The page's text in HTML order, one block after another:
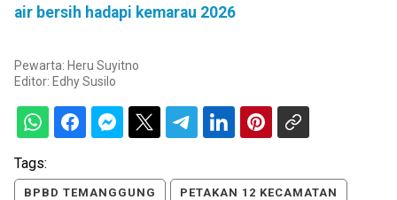
air bersih hadapi kemarau 2026
Pewarta: Heru Suyitno
Editor: Edhy Susilo
Tags:
BPBD TEMANGGUNG PETAKAN 12 KECAMATAN